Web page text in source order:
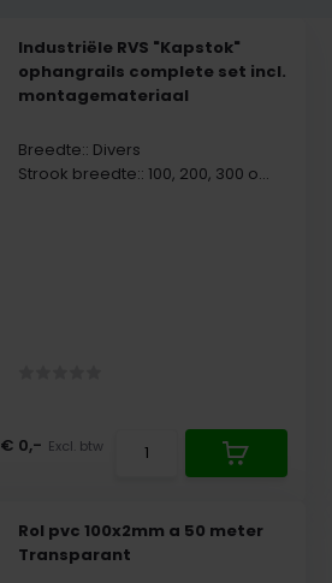
Industriële RVS "Kapstok"
ophangrails complete set incl.
montagemateriaal
Breedte:: Divers
Strook breedte:: 100, 200, 300 o...
€ 0,- Excl. btw
Rol pvc 100x2mm a 50 meter
Transparant